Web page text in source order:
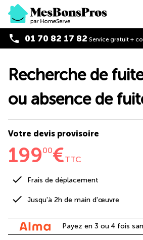
phone 01 70 82 17 82 Service gratuit +
Recherche de
ou absence de
Votre devis provisoire
19900€TTC
check Frais de déplacement
check Jusqu'à 2h de main d'œuvre
Payez en 3 ou 4 fois